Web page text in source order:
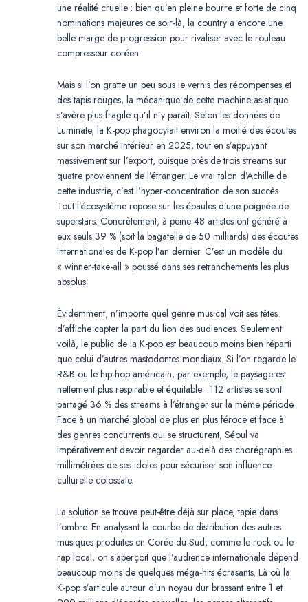
une réalité cruelle : bien qu’en pleine bourre et forte de cinq
nominations majeures ce soir-là, la country a encore une
belle marge de progression pour rivaliser avec le rouleau
compresseur coréen.
Mais si l’on gratte un peu sous le vernis des récompenses et
des tapis rouges, la mécanique de cette machine asiatique
s’avère plus fragile qu’il n’y paraît. Selon les données de
Luminate, la K-pop phagocytait environ la moitié des écoutes
sur son marché intérieur en 2025, tout en s’appuyant
massivement sur l’export, puisque près de trois streams sur
quatre proviennent de l’étranger. Le vrai talon d’Achille de
cette industrie, c’est l’hyper-concentration de son succès.
Tout l’écosystème repose sur les épaules d’une poignée de
superstars. Concrètement, à peine 48 artistes ont généré à
eux seuls 39 % (soit la bagatelle de 50 milliards) des écoutes
internationales de K-pop l’an dernier. C’est un modèle du
« winner-take-all » poussé dans ses retranchements les plus
absolus.
Évidemment, n’importe quel genre musical voit ses têtes
d’affiche capter la part du lion des audiences. Seulement
voilà, le public de la K-pop est beaucoup moins bien réparti
que celui d’autres mastodontes mondiaux. Si l’on regarde le
R&B ou le hip-hop américain, par exemple, le paysage est
nettement plus respirable et équitable : 112 artistes se sont
partagé 36 % des streams à l’étranger sur la même période.
Face à un marché global de plus en plus féroce et face à
des genres concurrents qui se structurent, Séoul va
impérativement devoir regarder au-delà des chorégraphies
millimétrées de ses idoles pour sécuriser son influence
culturelle colossale.
La solution se trouve peut-être déjà sur place, tapie dans
l’ombre. En analysant la courbe de distribution des autres
musiques produites en Corée du Sud, comme le rock ou le
rap local, on s’aperçoit que l’audience internationale dépend
beaucoup moins de quelques méga-hits écrasants. Là où la
K-pop s’articule autour d’un noyau dur brassant entre 1 et